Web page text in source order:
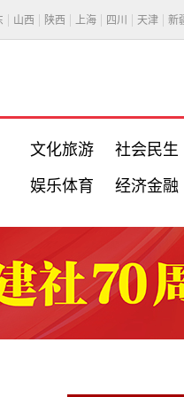
山西 陕西 上海 四川 天津 新
文化旅游 社会民生
娱乐体育 经济金融